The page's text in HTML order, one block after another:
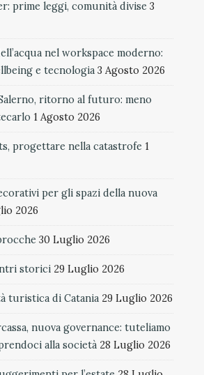
prime leggi, comunità divise 3
nel workspace moderno:
e tecnologia 3 Agosto 2026
ritorno al futuro: meno
1 Agosto 2026
progettare nella catastrofe 1
per gli spazi della nuova
2026
30 Luglio 2026
storici 29 Luglio 2026
turistica di Catania 29 Luglio 2026
nuova governance: tuteliamo
alla società 28 Luglio 2026